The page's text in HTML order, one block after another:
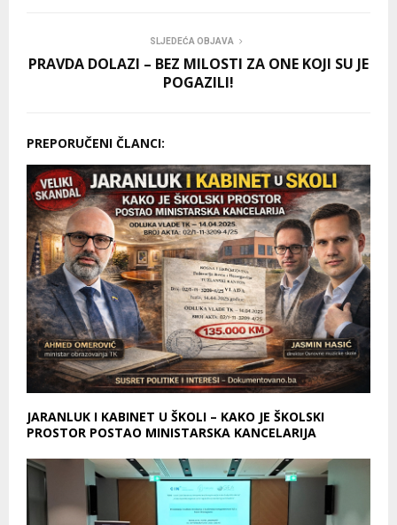
SLJEDEĆA OBJAVA
PRAVDA DOLAZI – BEZ MILOSTI ZA ONE KOJI SU JE
POGAZILI!
PREPORUČENI ČLANCI:
JARANLUK I KABINET U ŠKOLI – KAKO JE ŠKOLSKI
PROSTOR POSTAO MINISTARSKA KANCELARIJA